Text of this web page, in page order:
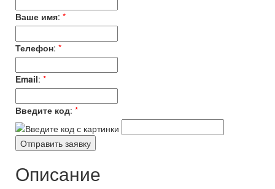
Ваше имя: *
Телефон: *
Email: *
Введите код: *
Описание